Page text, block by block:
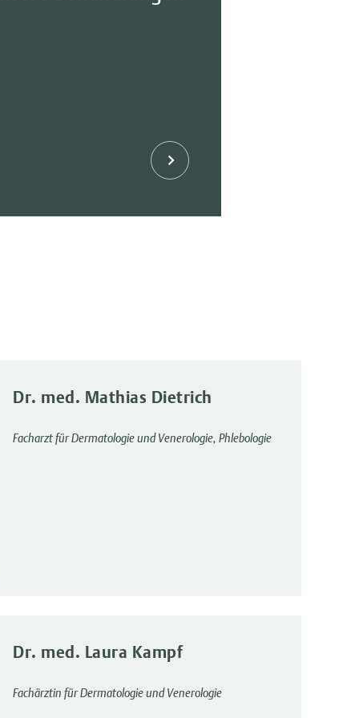
Dr. med. Mathias Dietrich
Facharzt für Dermatologie und Venerologie, Phlebologie
Dr. med. Laura Kampf
Fachärztin für Dermatologie und Venerologie